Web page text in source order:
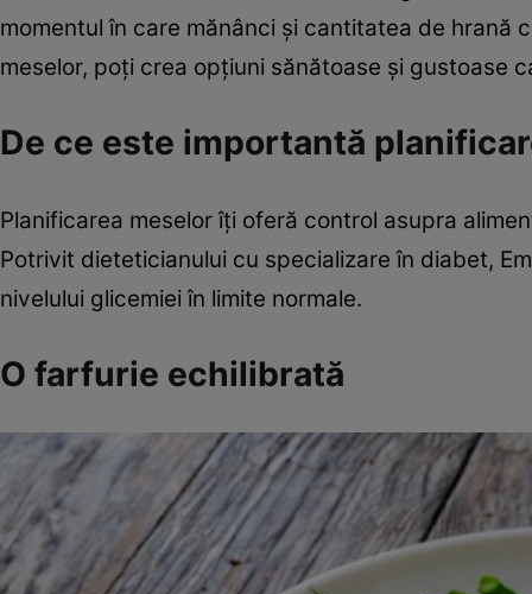
momentul în care mănânci și cantitatea de hrană
meselor, poți crea opțiuni sănătoase și gustoase
De ce este importantă
Planificarea meselor îți oferă control asupra
Potrivit dieteticianului cu specializare în diabet,
nivelului glicemiei în limite normale.
O farfurie echilibrată